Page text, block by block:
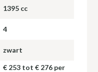
1395 cc
4
zwart
€ 253 tot € 276 per